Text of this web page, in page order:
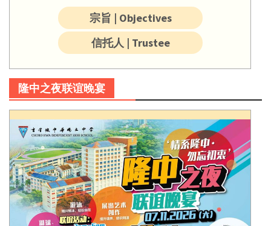
宗旨 | Objectives
信托人 | Trustee
隆中之夜联谊晚宴